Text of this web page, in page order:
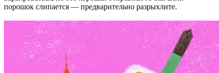
порошок слипается — предварительно разрыхлите.